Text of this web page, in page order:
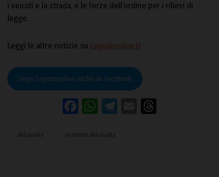
i veicoli e la strada, e le Forze dell’ordine per i rilievi di
legge.
Leggi le altre notizie su Logudorolive.it
Segui Logudorolive anche da Facebook
Facebook
WhatsApp
Telegram
Email
Abbasanta Incidente Abbasanta